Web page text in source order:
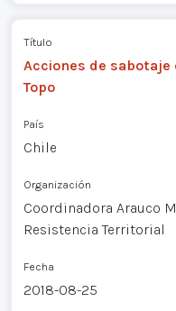
Título
Acciones de sabotaje
Topo
País
Chile
Organización
Coordinadora Arauco
Resistencia Territorial
Fecha
2018-08-25